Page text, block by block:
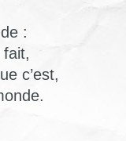
:
c’est,